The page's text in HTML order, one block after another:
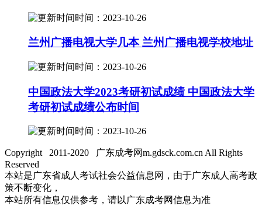
时间：2023-10-26
兰州广播电视大学几本 兰州广播电视学校地址
时间：2023-10-26
中国政法大学2023考研初试成绩 中国政法大学
考研初试成绩公布时间
时间：2023-10-26
Copyright 2011-2020 广东成考网m.gdsck.com.cn All Rights
Reserved
本站是广东省成人考试社会公益信息网，由于广东成人高考政
策不断变化，
本站所有信息仅供参考，请以广东成考网信息为准